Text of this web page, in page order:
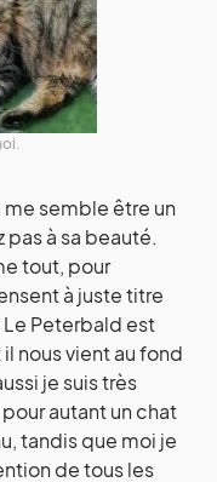
me semble être un
pas à sa beauté.
tout, pour
à juste titre
Le Peterbald est
nous vient au fond
je suis très
autant un chat
tandis que moi je
de tous les